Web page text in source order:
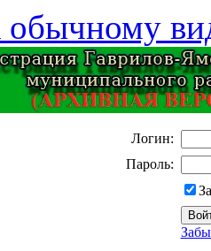
обычному
Логин:
Пароль: